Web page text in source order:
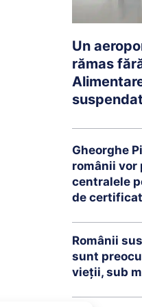
Un
rămas
Gheorghe
românii vor
centralele
de
Românii
sunt
vieții, sub